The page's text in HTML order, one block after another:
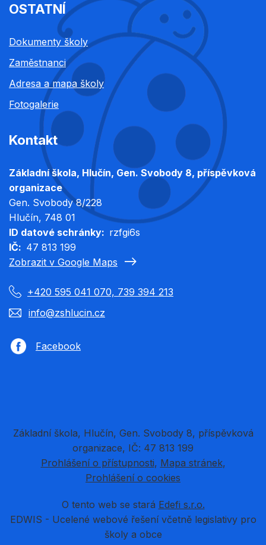
OSTATNÍ
Dokumenty školy
Zaměstnanci
Adresa a mapa školy
Fotogalerie
Kontakt
Základní škola, Hlučín, Gen. Svobody 8, příspěvková
organizace
Gen. Svobody 8/228
Hlučín, 748 01
ID datové schránky
rzfgi6s
IČ
47 813 199
Zobrazit v Google Maps
+420 595 041 070, 739 394 213
info@zshlucin.cz
Facebook
Základní škola, Hlučín, Gen. Svobody 8, příspěvková
organizace, IČ: 47 813 199
Prohlášení o přístupnosti Mapa stránek
Prohlášení o cookies
O tento web se stará Edefi s.r.o.
EDWIS - Ucelené webové řešení včetně legislativy pro
školy a obce